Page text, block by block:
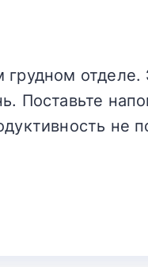
Поставьте
не